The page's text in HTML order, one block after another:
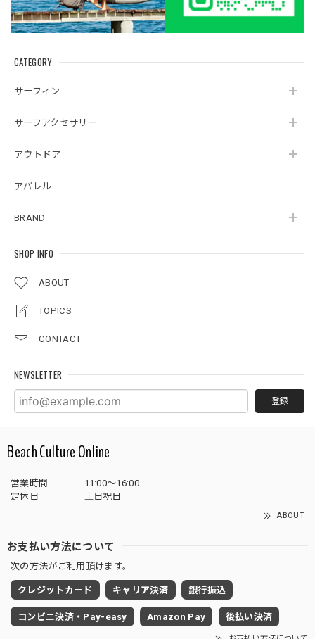
CATEGORY
サーフィン
サーフアクセサリー
アウトドア
アパレル
BRAND
SHOP INFO
ABOUT
TOPICS
CONTACT
NEWSLETTER
登録
Beach Culture Online
営業時間
11:00～16:00
定休日
土日祝日
ABOUT
お支払い方法について
次の方法がご利用頂けます。
クレジットカード キャリア決済 銀行振込
コンビニ決済・Pay-easy Amazon Pay 後払い決済